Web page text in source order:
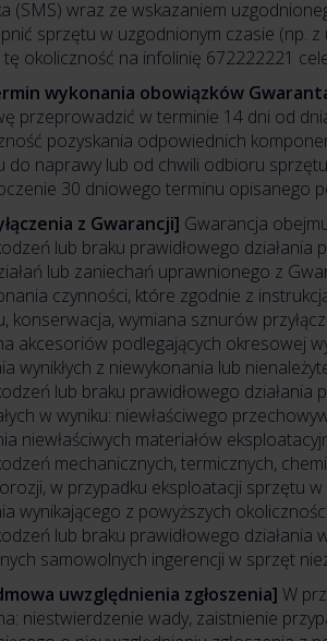
(SMS) wraz ze wskazaniem
sprzętu w uzgodnionym czasie (np.
tę okoliczność na infolinię 672222221
wykonania obowiązków
przeprowadzić w terminie 14 dni od
pozyskania odpowiednich
do naprawy lub od chwili odbioru
30 dniowego terminu opisanego
z Gwarancji] Gwarancja
lub braku prawidłowego działania
lub zaniechań uprawnionego z
czynności, które zgodnie z
konserwacja, wymiana sznurów
akcesoriów podlegających okresowej
wynikłych z niewykonania lub
lub braku prawidłowego
w wyniku: niewłaściwego
niewłaściwych materiałów
mechanicznych, termicznych,
w przypadku eksploatacji sprzętu
wynikającego z powyższych
lub braku prawidłowego
samowolnych ingerencji w sprzęt
uwzględnienia zgłoszenia] W
niestwierdzenie wady, zaistnienie